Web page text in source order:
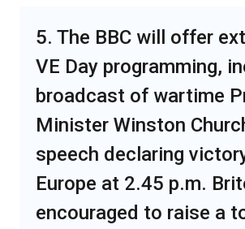
5. The BBC will offer
VE Day programming,
broadcast of wartime
Minister Winston
speech declaring
Europe at 2.45 p.m.
encouraged to raise a